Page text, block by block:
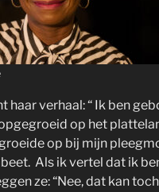
haar verhaal: “ Ik ben
op het
op bij mijn
Als ik vertel dat ik
ze: “Nee, dat kan